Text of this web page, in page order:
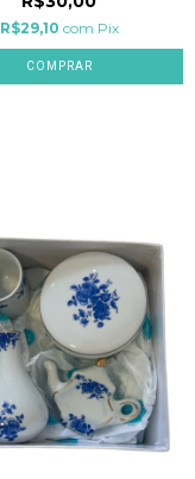
R$29,10 com Pix